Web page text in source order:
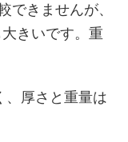
できませんが、
きいです。重
、厚さと重量は